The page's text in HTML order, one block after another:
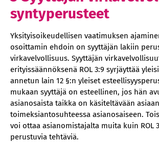
syntyperusteet
Yksityisoikeudellisen vaatimuksen
osoittamin ehdoin on syyttäjän lakiin
virkavelvollisuus. Syyttäjän
erityissäännöksenä ROL 3:9 syrjäyttää
annetun lain 12 §:n yleiset
mukaan syyttäjä on esteellinen, jos hän
asianosaista taikka on käsiteltävään
toimeksiantosuhteessa asianosaiseen.
voi ottaa asianomistajalta muita kuin ROL
perustuvia tehtäviä.